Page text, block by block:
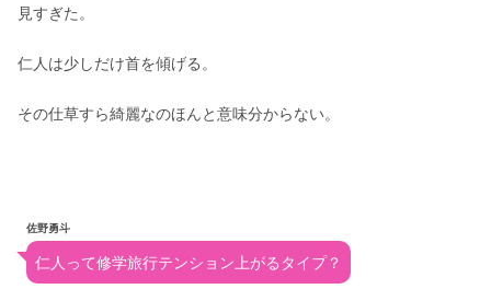
見すぎた。
仁人は少しだけ首を傾げる。
その仕草すら綺麗なのほんと意味分からない。
佐野勇斗
仁人って修学旅行テンション上がるタイプ？